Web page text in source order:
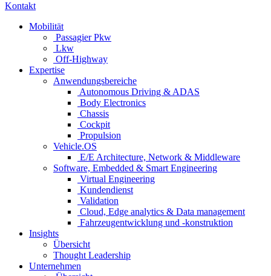
Kontakt
Mobilität
Passagier Pkw
Lkw
Off-Highway
Expertise
Anwendungsbereiche
Autonomous Driving & ADAS
Body Electronics
Chassis
Cockpit
Propulsion
Vehicle.OS
E/E Architecture, Network & Middleware
Software, Embedded & Smart Engineering
Virtual Engineering
Kundendienst
Validation
Cloud, Edge analytics & Data management
Fahrzeugentwicklung und -konstruktion
Insights
Übersicht
Thought Leadership
Unternehmen